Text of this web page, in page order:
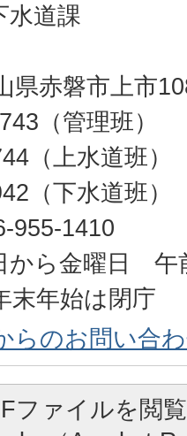
道課
赤磐市上市
（管理班）
上水道班）
下水道班）
955-1410
から金曜日 午
年始は閉庁
らのお問い合
ファイルを閲